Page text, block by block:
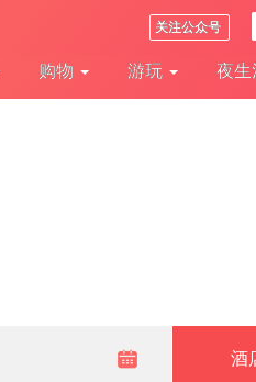
关注公众号
购物 游玩 夜生